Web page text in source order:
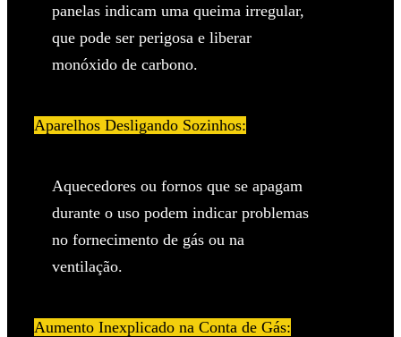
panelas indicam uma queima irregular,
que pode ser perigosa e liberar
monóxido de carbono.
Aparelhos Desligando Sozinhos:
Aquecedores ou fornos que se apagam
durante o uso podem indicar problemas
no fornecimento de gás ou na
ventilação.
Aumento Inexplicado na Conta de Gás: